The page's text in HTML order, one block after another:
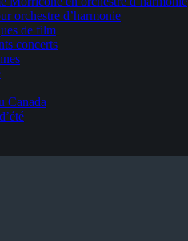
orchestre d’harmonie
de film
concerts
Canada